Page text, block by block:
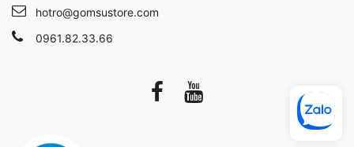
hotro@gomsustore.com
0961.82.33.66